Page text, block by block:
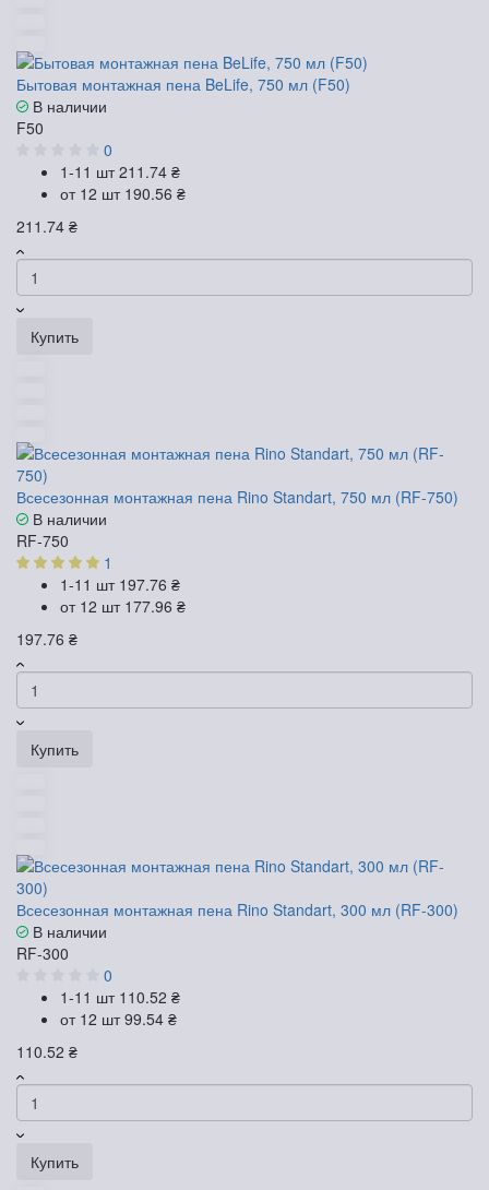
Бытовая монтажная пена BeLife, 750 мл (F50)
В наличии
F50
0
1-11 шт211.74 ₴
от 12 шт 190.56 ₴
211.74 ₴
Купить
Всесезонная монтажная пена Rino Standart, 750 мл (RF-750)
В наличии
RF-750
1
1-11 шт 197.76 ₴
от 12 шт 177.96 ₴
197.76 ₴
Купить
Всесезонная монтажная пена Rino Standart, 300 мл (RF-300)
В наличии
RF-300
0
1-11 шт 110.52 ₴
от 12 шт99.54 ₴
110.52 ₴
Купить